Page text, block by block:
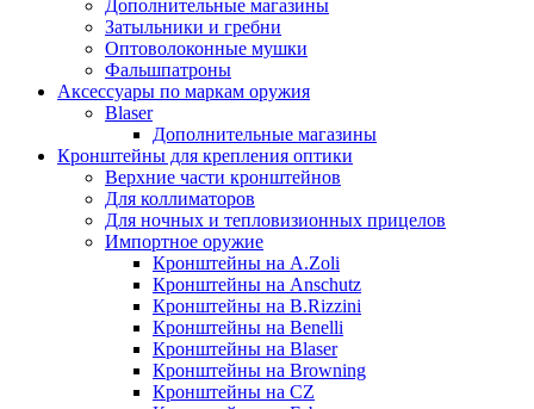
Дополнительные магазины
Затыльники и гребни
Оптоволоконные мушки
Фальшпатроны
Аксессуары по маркам оружия
Blaser
Дополнительные магазины
Кронштейны для крепления оптики
Верхние части кронштейнов
Для коллиматоров
Для ночных и тепловизионных прицелов
Импортное оружие
Кронштейны на A.Zoli
Кронштейны на Anschutz
Кронштейны на B.Rizzini
Кронштейны на Benelli
Кронштейны на Blaser
Кронштейны на Browning
Кронштейны на CZ